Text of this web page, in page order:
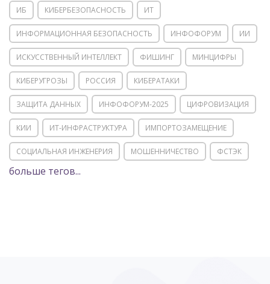
ИБ КИБЕРБЕЗОПАСНОСТЬ ИТ
ИНФОРМАЦИОННАЯ БЕЗОПАСНОСТЬ ИНФОФОРУМ ИИ
ИСКУССТВЕННЫЙ ИНТЕЛЛЕКТ ФИШИНГ МИНЦИФРЫ
КИБЕРУГРОЗЫ РОССИЯ КИБЕРАТАКИ
ЗАЩИТА ДАННЫХ ИНФОФОРУМ-2025 ЦИФРОВИЗАЦИЯ
КИИ ИТ-ИНФРАСТРУКТУРА ИМПОРТОЗАМЕЩЕНИЕ
СОЦИАЛЬНАЯ ИНЖЕНЕРИЯ МОШЕННИЧЕСТВО ФСТЭК
POSITIVE TECHNOLOGIES
больше тегов...